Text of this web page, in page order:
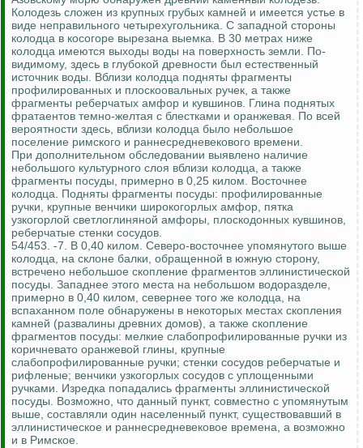
Колодезь сложен из крупных грубых камней и имеется устье в
виде неправильного четырехугольника. С западной стороны
колодца в косогоре вырезана выемка. В 30 метрах ниже
колодца имеются выходы воды на поверхность земли. По-
видимому, здесь в глубокой древности был естественный
источник воды. Вблизи колодца подняты фрагменты
профилированных и плоскоовальных ручек, а также
фрагменты реберчатых амфор и кувшинов. Глина поднятых
фратаентов темно-желтая с блестками и оранжевая. По всей
вероятности здесь, вблизи колодца было небольшое
поселение римского и раннесредневекового времени.
При дополнительном обследовании выявлено наличие
небольшого культурного слоя вблизи колодца, а также
фрагменты посуды, примерно в 0,25 килом. Восточнее
колодца. Подняты фрагменты посуды: профилированные
ручки, крупные венчики широкогорлых амфор, пятка
узкогорлой светлоглиняной амфоры, плоскодонных кувшинов,
реберчатые стенки сосудов.
54/453. -7. В 0,40 килом. Северо-восточнее упомянутого выше
колодца, на склоне балки, обращенной в южную сторону,
встречено небольшое скопление фрагментов эллинистической
посуды. Западнее этого места на небольшом водоразделе,
примерно в 0,40 килом, севернее того же колодца, на
вспаханном поле обнаружены в некоторых местах скопления
камней (развалины древних домов), а также скопление
фрагментов посуды: мелкие слабопрофилированные ручки из
коричневато оранжевой глины, крупные
слабопрофилированные ручки; стенки сосудов реберчатые и
рифленые; венчики узкогорлых сосудов с уплощенными
ручками. Изредка попадались фрагменты эллинистической
посуды. Возможно, что данный пункт, совместно с упомянутым
выше, составляли один населенный пункт, существовавший в
эллинистическое и раннесредневековое времена, а возможно
и в Римское.